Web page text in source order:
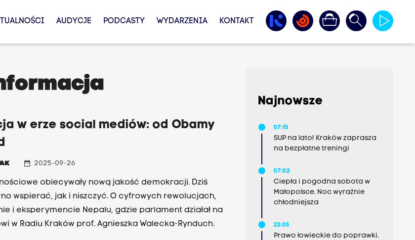
AUDYCJE PODCASTY WYDARZENIA KONTAKT
w erze social mediów: od Obamy
date_range 2025-09-26
obiecywały nową jakość demokracji. Dziś
wspierać, jak i niszczyć. O cyfrowych rewolucjach,
i eksperymencie Nepalu, gdzie parlament działał na
w Radiu Kraków prof. Agnieszka Walecka-Rynduch.
Najnowsze
07:15
SUP na lato! Kraków zaprasza
na bezpłatne treningi
07:02
Ciepła i pogodna sobota w
Małopolsce. Noc wyraźnie
chłodniejsza
22:05
Prawo łowieckie do poprawki.